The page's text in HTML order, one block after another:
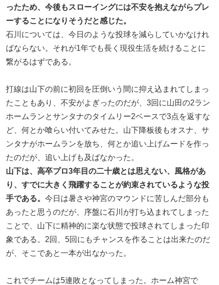
ったため、今後もスローイングには不安を抱えながらプレ
ーすることになりそうだと感じた。
石川については、今日のような投球を減らしていかなけれ
ばならない。それが1年でも長く現役生活を続けることに
繋がるはずである。
打線は山下の前に初回を圧倒いう間に抑え込まれてしまっ
たこともあり、不安がよぎったのだが、3回に山田の2ラン
ホームランとサンタナのタイムリー2ベースで3点を返すな
ど、何とか喰らい付いてみせた。山下降板後もオスナ、サ
ンタナがホームランを放ち、何とか追い上げムードを作っ
たのだが、追い上げも及ばなかった。
山下は、高卒プロ3年目の二十歳とは思えない、風格があ
り、すでに大きく飛躍することが約束されているような投
手である。 今日は暑さや神宮のマウンドに苦しんだ部分も
あったと思うのだが、序盤に石川が打ち込まれてしまった
ことで、山下に精神的に楽な状態で投球されてしまった印
象である。2回、5回にもチャンスを作ることは出来たのだ
が、そこであと一本が出なかった。
これでチームは5連敗となってしまった。ホーム神宮で